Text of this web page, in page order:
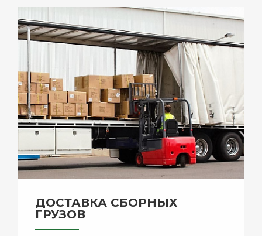
ДОСТАВКА СБОРНЫХ
ГРУЗОВ